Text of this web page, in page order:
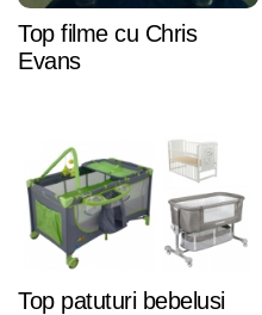
Top filme cu Chris
Evans
Top patuturi bebelusi